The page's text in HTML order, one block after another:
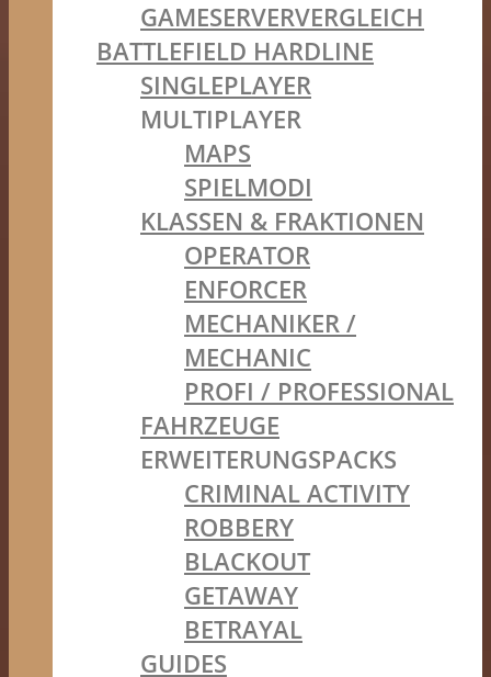
GAMESERVERVERGLEICH
BATTLEFIELD HARDLINE
SINGLEPLAYER
MULTIPLAYER
MAPS
SPIELMODI
KLASSEN & FRAKTIONEN
OPERATOR
ENFORCER
MECHANIKER /
MECHANIC
PROFI / PROFESSIONAL
FAHRZEUGE
ERWEITERUNGSPACKS
CRIMINAL ACTIVITY
ROBBERY
BLACKOUT
GETAWAY
BETRAYAL
GUIDES